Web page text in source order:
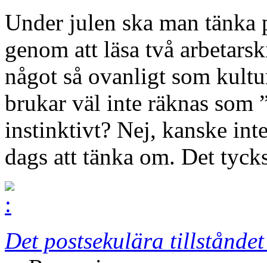
Under julen ska man tänka
genom att läsa två
något så ovanligt som
brukar väl inte räknas som
instinktivt? Nej, kanske
dags att tänka om. Det
Det postsekulära tillståndet